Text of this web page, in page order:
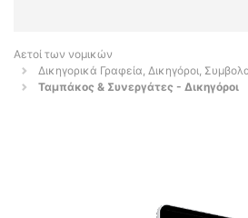
Αετοί των νομικών
Δικηγορικά Γραφεία, Δικηγόροι,
Ταμπάκος & Συνεργάτες - Δικηγόροι